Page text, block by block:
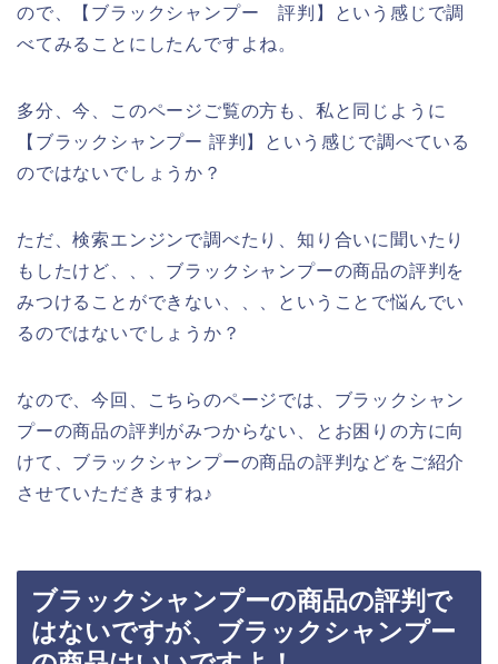
ので、【ブラックシャンプー 評判】という感じで調
べてみることにしたんですよね。
多分、今、このページご覧の方も、私と同じように
【ブラックシャンプー 評判】という感じで調べている
のではないでしょうか？
ただ、検索エンジンで調べたり、知り合いに聞いたり
もしたけど、、、ブラックシャンプーの商品の評判を
みつけることができない、、、ということで悩んでい
るのではないでしょうか？
なので、今回、こちらのページでは、ブラックシャン
プーの商品の評判がみつからない、とお困りの方に向
けて、ブラックシャンプーの商品の評判などをご紹介
させていただきますね♪
ブラックシャンプーの商品の評判で
はないですが、ブラックシャンプー